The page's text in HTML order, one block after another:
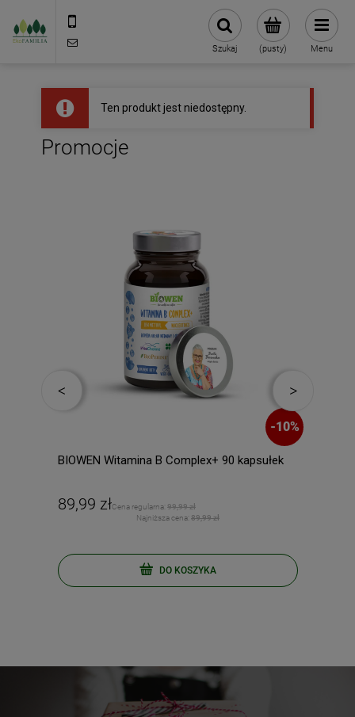
(pusty)
Szukaj Menu
Ten produkt jest niedostępny.
Promocje
-10%
BIOWEN Witamina B Complex+ 90 kapsułek
89,99 złCena regularna: 99,99 zł
Najniższa cena: 89,99 zł
DO KOSZYKA